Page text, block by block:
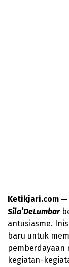
Ketikjari.com —
Sila’DeLumbar
antusiasme.
baru untuk
pemberdayaan
kegiatan-